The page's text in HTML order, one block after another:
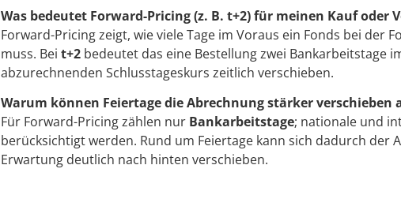
Was bedeutet Forward-Pricing (z. B. t+2) für meinen Kauf oder
Forward-Pricing zeigt, wie viele Tage im Voraus ein Fonds bei der
muss. Bei t+2 bedeutet das eine Bestellung zwei Bankarbeitstage
abzurechnenden Schlusstageskurs zeitlich verschieben.
Warum können Feiertage die Abrechnung stärker verschieben
Für Forward-Pricing zählen nur Bankarbeitstage; nationale und
berücksichtigt werden. Rund um Feiertage kann sich dadurch der
Erwartung deutlich nach hinten verschieben.